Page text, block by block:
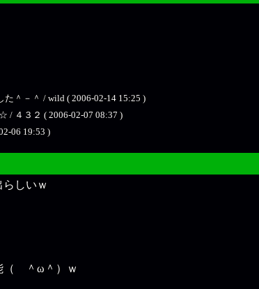
＾－＾ / wild ( 2006-02-14 15:25 )
/ ４３２ ( 2006-02-07 08:37 )
06 19:53 )
しいｗ
（ ＾ω＾）ｗ